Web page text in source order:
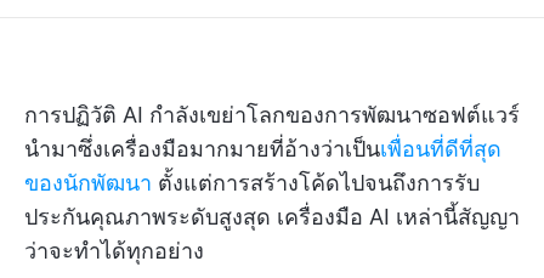
การปฏิวัติ AI กำลังเขย่าโลกของการพัฒนาซอฟต์แวร์
นำมาซึ่งเครื่องมือมากมายที่อ้างว่าเป็นเพื่อนที่ดีที่สุด
ของนักพัฒนา ตั้งแต่การสร้างโค้ดไปจนถึงการรับ
ประกันคุณภาพระดับสูงสุด เครื่องมือ AI เหล่านี้สัญญา
ว่าจะทำได้ทุกอย่าง